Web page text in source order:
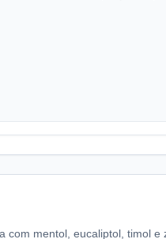
com mentol, eucaliptol, timol